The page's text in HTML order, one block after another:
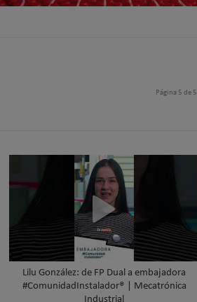
Página 5 de 5
Lilu González: de FP Dual a embajadora
#ComunidadInstalador® | Mecatrónica
Industrial